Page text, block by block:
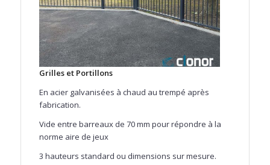
Grilles et Portillons
En acier galvanisées à chaud au trempé après
fabrication.
Vide entre barreaux de 70 mm pour répondre à la
norme aire de jeux
3 hauteurs standard ou dimensions sur mesure.